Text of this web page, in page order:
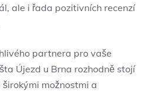
ale i řada pozitivních recenzí
partnera pro vaše
Újezd u Brna rozhodně stojí
možnostmi a